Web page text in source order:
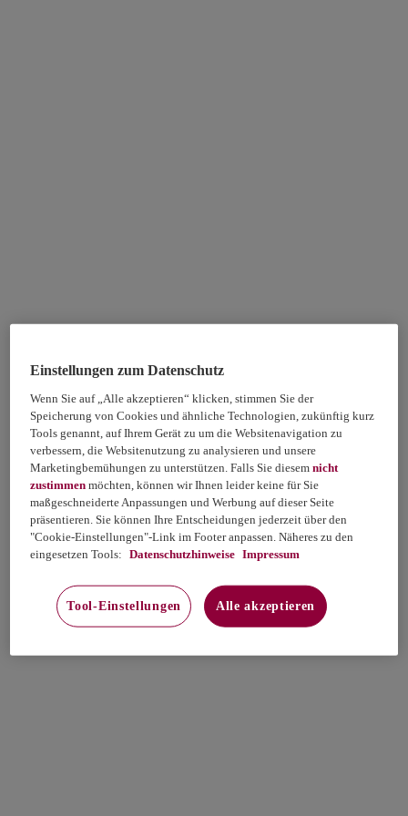
Einstellungen zum Datenschutz
Wenn Sie auf „Alle akzeptieren“ klicken, stimmen Sie der
Speicherung von Cookies und ähnliche Technologien, zukünftig kurz
Tools genannt, auf Ihrem Gerät zu um die Websitenavigation zu
verbessern, die Websitenutzung zu analysieren und unsere
Marketingbemühungen zu unterstützen. Falls Sie diesemnicht
zustimmen möchten, können wir Ihnen leider keine für Sie
maßgeschneiderte Anpassungen und Werbung auf dieser Seite
präsentieren. Sie können Ihre Entscheidungen jederzeit über den
"Cookie-Einstellungen"-Link im Footer anpassen. Näheres zu den
eingesetzen Tools: Datenschutzhinweise Impressum
Tool-Einstellungen Alle akzeptieren